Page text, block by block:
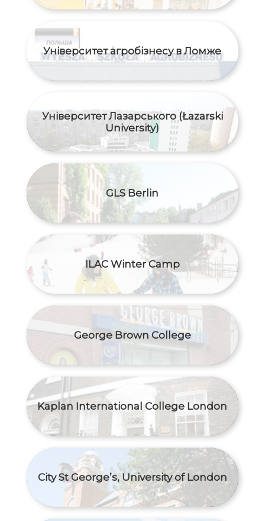
Університет агробізнесу в Ломже
Університет Лазарського (Łazarski
University)
GLS Berlin
ILAC Winter Camp
George Brown College
Kaplan International College London
City St George’s, University of London